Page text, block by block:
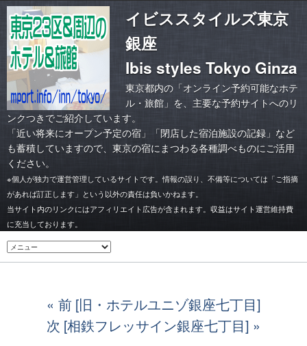
イビススタイルズ東京
銀座
Ibis styles Tokyo Ginza
東京都内の「オンライン予約可能なホテ
ル・旅館」を、主要な予約サイトへのリ
ンクつきでご紹介しています。
「近い将来にオープン予定の宿 」「閉店した宿泊施設の記録 」など
も蓄積していますので、東京の宿にまつわる各種調べものにご活用
ください。
※個人が独力で運営管理しているサイトです。情報の誤り、不備等については「ご指摘
があれば訂正します」という以外の責任は負いかねます。
当サイト内のリンクにはアフィリエイト広告が含まれます。収益はサイト運営維持費
に充当しております。
前 [旧・ホテルユニゾ銀座七丁目]
次 [相鉄フレッサイン銀座七丁目]